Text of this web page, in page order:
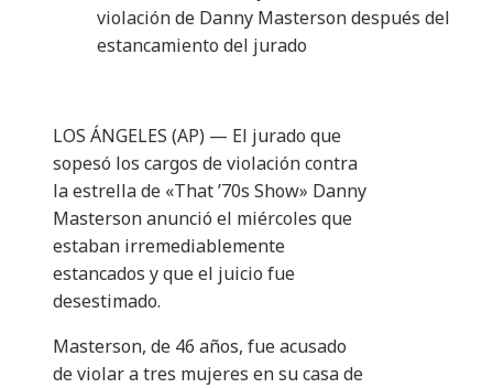
violación de Danny Masterson después del
estancamiento del jurado
LOS ÁNGELES (AP) — El jurado que
sopesó los cargos de violación contra
la estrella de «That ’70s Show» Danny
Masterson anunció el miércoles que
estaban irremediablemente
estancados y que el juicio fue
desestimado.
Masterson, de 46 años, fue acusado
de violar a tres mujeres en su casa de